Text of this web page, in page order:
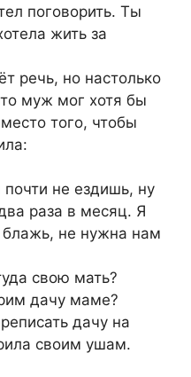
поговорить. Ты
жить за
речь, но настолько
муж мог хотя бы
того, чтобы
не ездишь, ну
раза в месяц. Я
блажь, не нужна нам
свою мать?
дачу маме?
дачу на
своим ушам.